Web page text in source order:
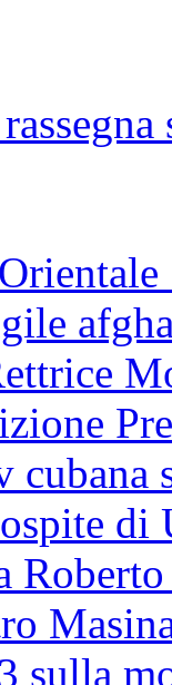
di
sulla